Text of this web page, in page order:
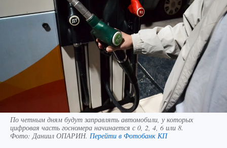
По четным дням будут заправлять автомобили, у которых
цифровая часть госномера начинается с 0, 2, 4, 6 или 8.
Фото: Даниил ОПАРИН. Перейти в Фотобанк КП